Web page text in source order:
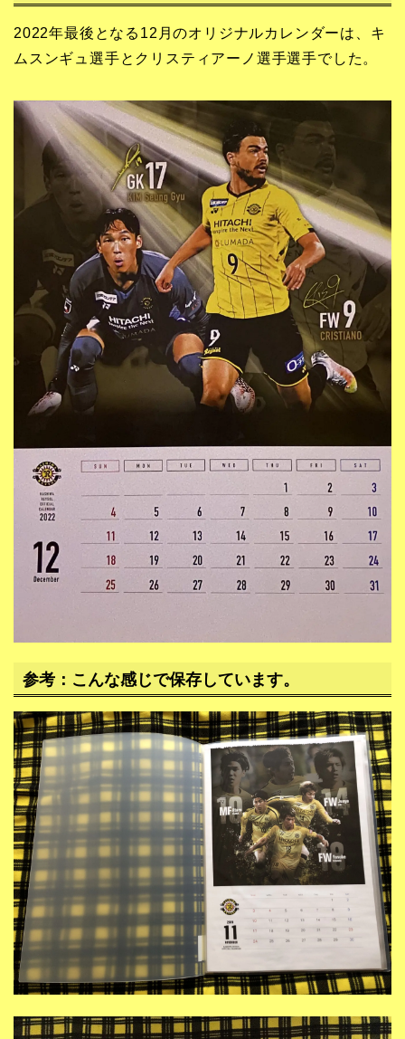
2022年最後となる12月のオリジナルカレンダーは、キ
ムスンギュ選手とクリスティアーノ選手選手でした。
参考：こんな感じで保存しています。